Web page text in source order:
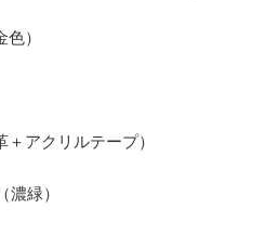
）
アクリルテープ）
緑）